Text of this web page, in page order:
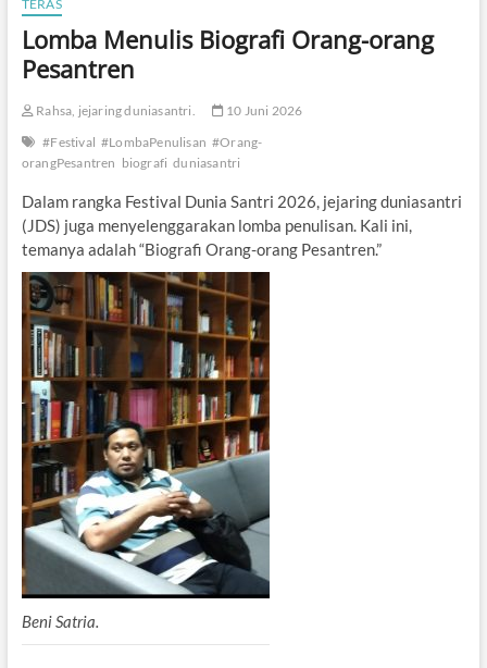
TERAS
Lomba Menulis Biografi Orang-orang
Pesantren
Rahsa, jejaring duniasantri.
10 Juni 2026
#Festival #LombaPenulisan #Orang-
orangPesantren biografi duniasantri
Dalam rangka Festival Dunia Santri 2026, jejaring duniasantri
(JDS) juga menyelenggarakan lomba penulisan. Kali ini,
temanya adalah “Biografi Orang-orang Pesantren.”
Beni Satria.